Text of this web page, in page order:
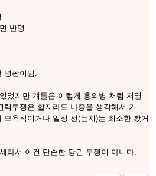
반명
명판이임.
었지만 걔들은 이렇게 홍의병 처럼 저열
투쟁은 할지라도 나중을 생각해서 기
욕적이거나 일정 선(눈치)는 최소한 봤거
라서 이건 단순한 당권 투쟁이 아니다.